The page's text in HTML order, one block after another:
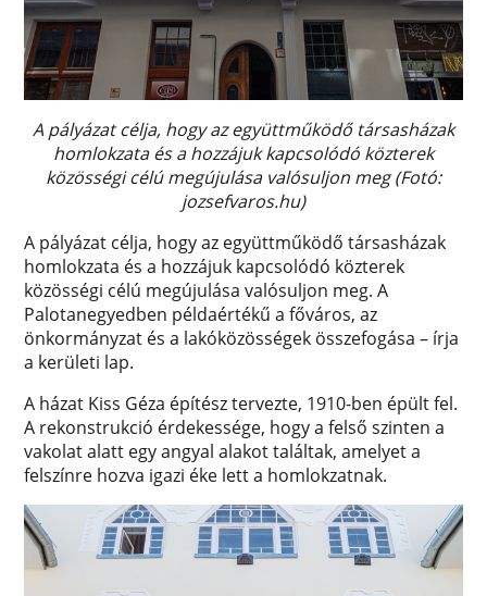
A pályázat célja, hogy az együttműködő társasházak
homlokzata és a hozzájuk kapcsolódó közterek
közösségi célú megújulása valósuljon meg (Fotó:
jozsefvaros.hu)
A pályázat célja, hogy az együttműködő társasházak
homlokzata és a hozzájuk kapcsolódó közterek
közösségi célú megújulása valósuljon meg. A
Palotanegyedben példaértékű a főváros, az
önkormányzat és a lakóközösségek összefogása – írja
a kerületi lap.
A házat Kiss Géza építész tervezte, 1910-ben épült fel.
A rekonstrukció érdekessége, hogy a felső szinten a
vakolat alatt egy angyal alakot találtak, amelyet a
felszínre hozva igazi éke lett a homlokzatnak.